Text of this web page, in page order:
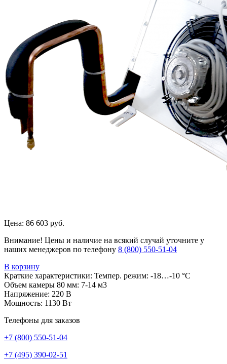
Цена: 86 603 руб.
Внимание! Цены и наличие на всякий случай уточните у
наших менеджеров по телефону 8 (800) 550-51-04
В корзину
Краткие характеристики: Темпер. режим: -18…-10 °C
Объем камеры 80 мм: 7-14 м3
Напряжение: 220 В
Мощность: 1130 Вт
Телефоны для заказов
+7 (800) 550-51-04
+7 (495) 390-02-51